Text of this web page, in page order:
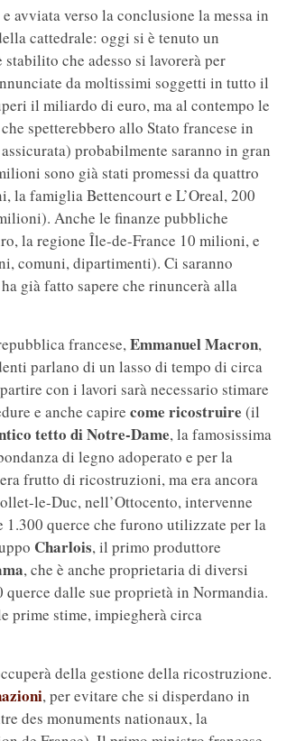
avviata verso la conclusione la messa in
cattedrale: oggi si è tenuto un
che adesso si lavorerà per
da moltissimi soggetti in tutto il
il miliardo di euro, ma al contempo le
spetterebbero allo Stato francese in
probabilmente saranno in gran
sono già stati promessi da quattro
famiglia Bettencourt e L’Oreal, 200
Anche le finanze pubbliche
la regione Île-de-France 10 milioni, e
comuni, dipartimenti). Ci saranno
già fatto sapere che rinuncerà alla
francese,Emmanuel Macron,
parlano di un lasso di tempo di circa
con i lavori sarà necessario stimare
e anche capire come ricostruire (il
tetto di Notre-Dame, la famosissima
di legno adoperato e per la
frutto di ricostruzioni, ma era ancora
le-Duc, nell’Ottocento, intervenne
querce che furono utilizzate per la
Charlois, il primo produttore
, che è anche proprietaria di diversi
dalle sue proprietà in Normandia.
prime stime, impiegherà circa
della gestione della ricostruzione.
, per evitare che si disperdano in
des monuments nationaux, la